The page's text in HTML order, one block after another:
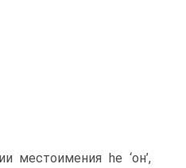
местоимения he ‘он’,